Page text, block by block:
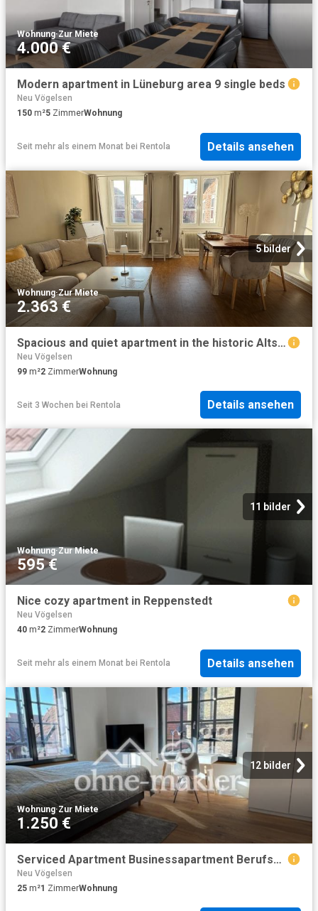
Wohnung·Zur Miete
4.000 €
Modern apartment in Lüneburg area 9 single beds
Neu Vögelsen
150 m²5 ZimmerWohnung
Seit mehr als einem Monat bei Rentola Details ansehen
5 bilder
Wohnung·Zur Miete
2.363 €
Spacious and quiet apartment in the historic Altstadt of Lüneburg
Neu Vögelsen
99 m²2 ZimmerWohnung
Seit 3 Wochen bei Rentola Details ansehen
11 bilder
Wohnung·Zur Miete
595 €
Nice cozy apartment in Reppenstedt
Neu Vögelsen
40 m²2 ZimmerWohnung
Seit mehr als einem Monat bei Rentola Details ansehen
12 bilder
Wohnung·Zur Miete
1.250 €
Serviced Apartment Businessapartment Berufspendler: All In je 25qm + 55qm Co Livingbereich
Neu Vögelsen
25 m²1 ZimmerWohnung